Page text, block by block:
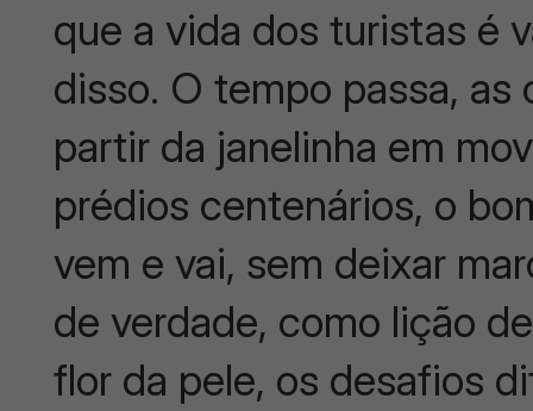
que a vida dos turistas é
disso. O tempo passa, as
partir da janelinha em
prédios centenários, o
vem e vai, sem deixar
de verdade, como lição
flor da pele, os desafios